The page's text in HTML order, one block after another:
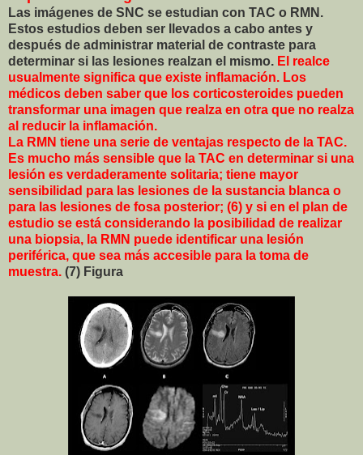
Las imágenes de SNC se estudian con TAC o RMN.
Estos estudios deben ser llevados a cabo antes y
después de administrar material de contraste para
determinar si las lesiones realzan el mismo. El realce
usualmente significa que existe inflamación. Los
médicos deben saber que los corticosteroides pueden
transformar una imagen que realza en otra que no realza
al reducir la inflamación.
La RMN tiene una serie de ventajas respecto de la TAC.
Es mucho más sensible que la TAC en determinar si una
lesión es verdaderamente solitaria; tiene mayor
sensibilidad para las lesiones de la sustancia blanca o
para las lesiones de fosa posterior; (6) y si en el plan de
estudio se está considerando la posibilidad de realizar
una biopsia, la RMN puede identificar una lesión
periférica, que sea más accesible para la toma de
muestra. (7) Figura